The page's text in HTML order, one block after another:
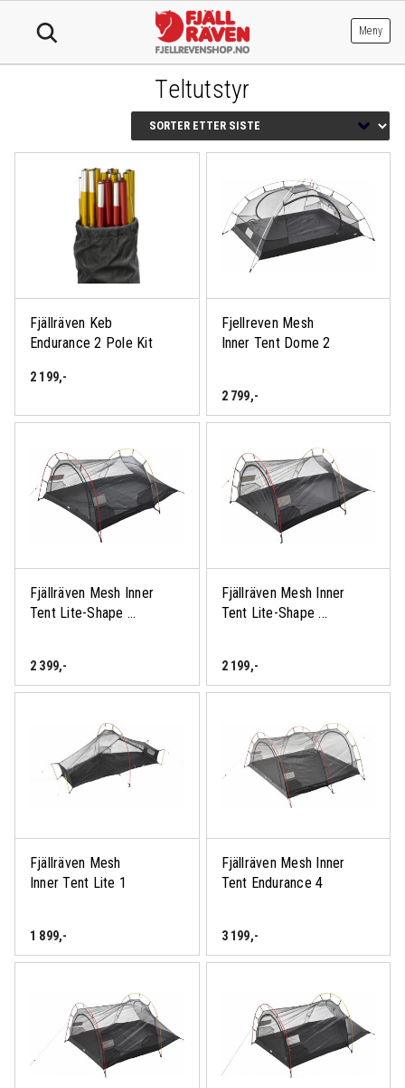
Meny
Teltutstyr
Fjällräven Keb
Endurance 2 Pole Kit
2 199,-
Fjellreven Mesh
Inner Tent Dome 2
2 799,-
Fjällräven Mesh Inner
Tent Lite-Shape ...
2 399,-
Fjällräven Mesh Inner
Tent Lite-Shape ...
2 199,-
Fjällräven Mesh
Inner Tent Lite 1
1 899,-
Fjällräven Mesh Inner
Tent Endurance 4
3 199,-